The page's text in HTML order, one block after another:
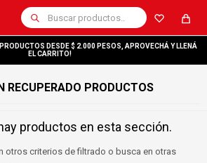
DESDE $ 2.000 PESOS, APROVECHÁ Y LLENÁ
EL CARRITO!
RECUPERADO PRODUCTOS
productos en esta sección.
otros criterios de filtrado o busca en otras